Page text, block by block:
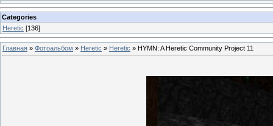
Categories
Heretic [136]
Главная » Фотоальбом » Heretic » Heretic » HYMN: A Heretic Community Project 11